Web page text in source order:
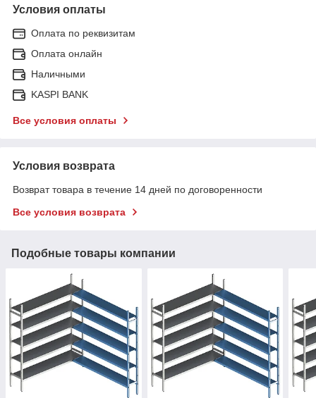
Условия оплаты
Оплата по реквизитам
Оплата онлайн
Наличными
KASPI BANK
Все условия оплаты
Условия возврата
Возврат товара в течение 14 дней по договоренности
Все условия возврата
Подобные товары компании